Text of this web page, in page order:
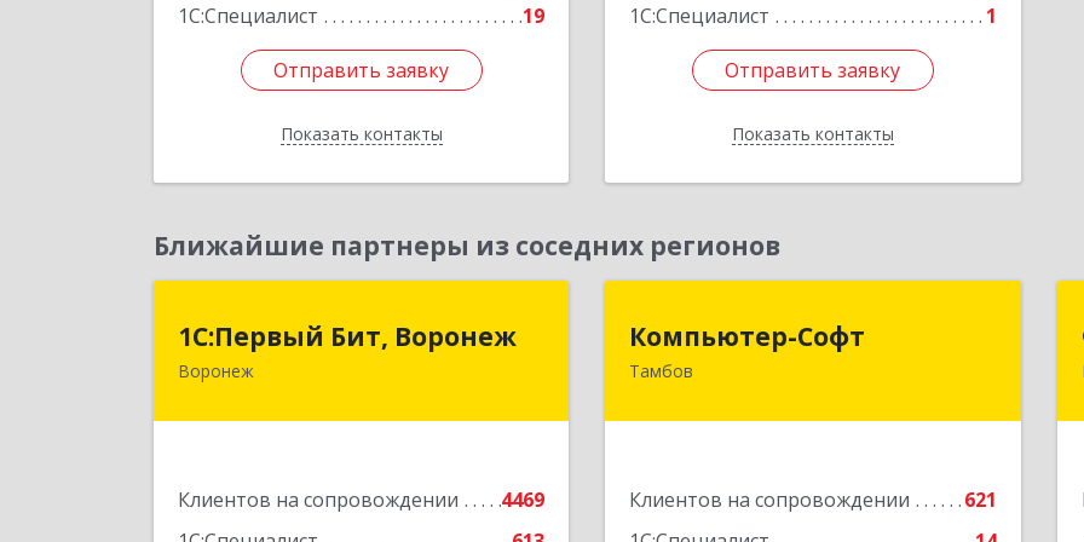
1С:Специалист
19
Отправить заявку
Показать контакты
Отправить заявку
Назад
1С:Специалист
1
Отправить заявку
Показать контакты
Отправить заявку
Назад
Ближайшие партнеры из соседних регионов
1С:Первый Бит, Воронеж
Воронеж
Клиентов на сопровождении
4469
1С:Первый Бит, Воронеж
394006, Воронежская обл, Воронеж г,
Подробнее
Компьютер-Софт
Тамбов
Клиентов на сопровождении
621
Компьютер-Софт
392000, Тамбовская обл, Тамбов г,